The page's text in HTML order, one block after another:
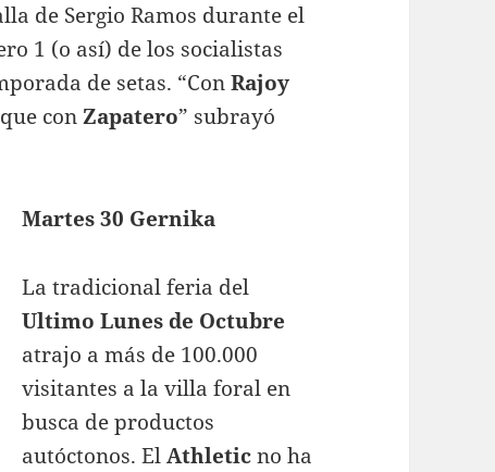
de Sergio Ramos durante el
1 (o así) de los socialistas
de setas. “ConRajoy
que conZapatero” subrayó
Martes 30 Gernika
La tradicional feria del
Ultimo Lunes de Octubre
atrajo a más de 100.000
visitantes a la villa foral en
busca de productos
autóctonos. ElAthleticno ha